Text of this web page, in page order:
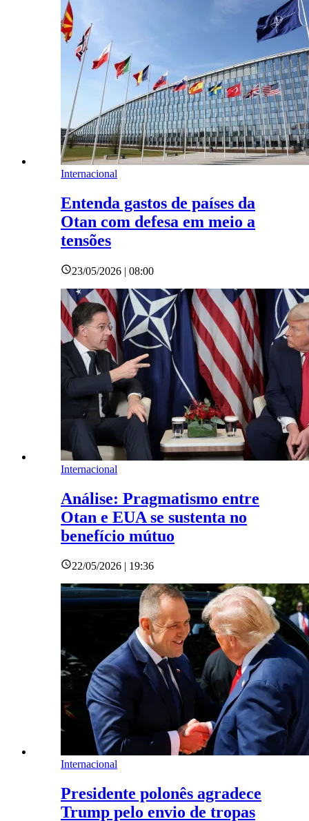
Internacional
Entenda gastos de países da
Otan com defesa em meio a
tensões
23/05/2026 | 08:00
Internacional
Análise: Pragmatismo entre
Otan e EUA se sustenta no
benefício mútuo
22/05/2026 | 19:36
Internacional
Presidente polonês agradece
Trump pelo envio de tropas